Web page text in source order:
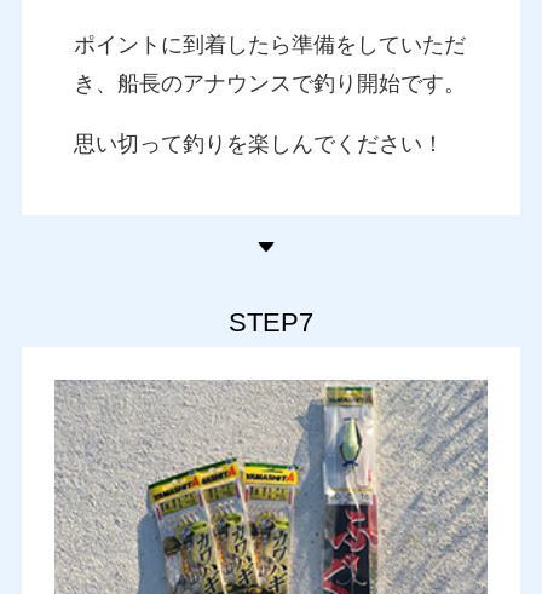
ポイントに到着したら準備をしていただ
き、船長のアナウンスで釣り開始です。
思い切って釣りを楽しんでください！
STEP7